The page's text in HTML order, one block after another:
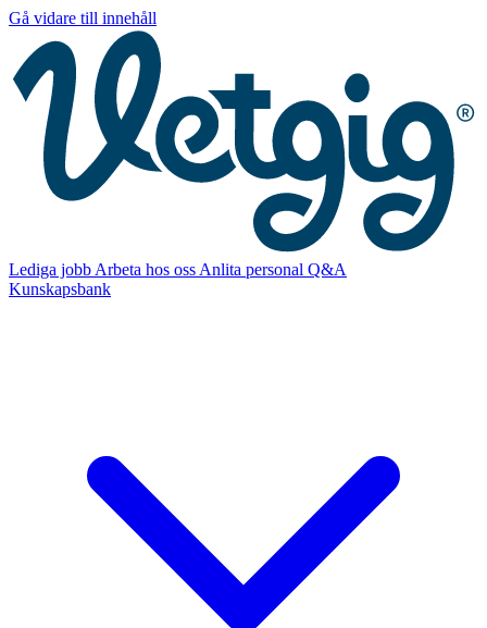
Gå vidare till innehåll
Lediga jobb Arbeta hos oss Anlita personal Q&A
Kunskapsbank